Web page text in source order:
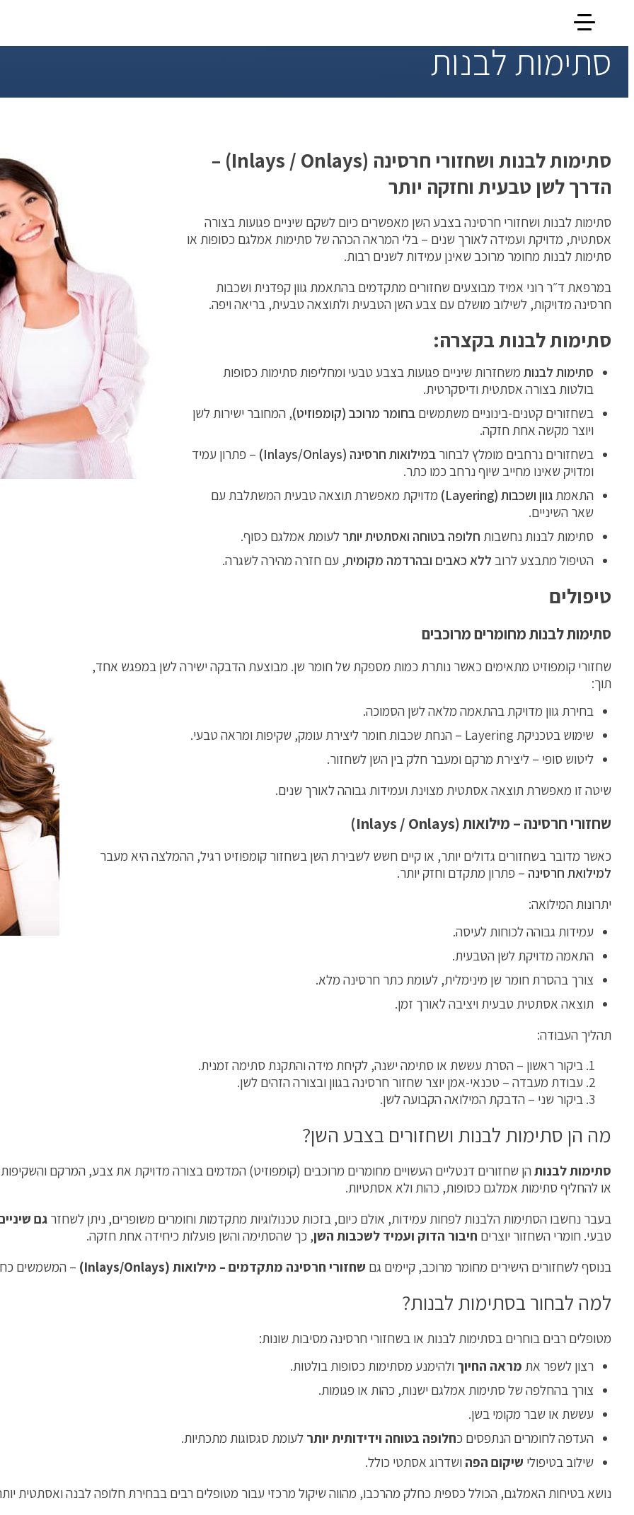
סתימות לבנות
סתימות לבנות ושחזורי חרסינה (Inlays / Onlays) –
הדרך לשן טבעית וחזקה יותר
סתימות לבנות ושחזורי חרסינה בצבע השן מאפשרים כיום לשקם שיניים פגועות בצורה
אסתטית, מדויקת ועמידה לאורך שנים – בלי המראה הכהה של סתימות אמלגם כסופות או
סתימות לבנות מחומר מרוכב שאינן עמידות לשנים רבות.
במרפאת ד״ר רוני אמיד מבוצעים שחזורים מתקדמים בהתאמת גוון קפדנית ושכבות
חרסינה מדויקות, לשילוב מושלם עם צבע השן הטבעית ולתוצאה טבעית, בריאה ויפה.
סתימות לבנות בקצרה:
סתימות לבנות משחזרות שיניים פגועות בצבע טבעי ומחליפות סתימות כסופות
בולטות בצורה אסתטית ודיסקרטית.
בשחזורים קטנים-בינוניים משתמשים בחומר מרוכב (קומפוזיט), המחובר ישירות לשן
ויוצר מקשה אחת חזקה.
בשחזורים נרחבים מומלץ לבחור במילואות חרסינה (Inlays/Onlays)
– פתרון עמיד
ומדויק שאינו מחייב שיוף נרחב כמו כתר.
התאמתגוון ושכבות (Layering)
מדויקת מאפשרת תוצאה טבעית המשתלבת עם
שאר השיניים.
סתימות לבנות נחשבות חלופה בטוחה ואסתטית יותר לעומת אמלגם כסוף.
הטיפול מתבצע לרוב ללא כאבים ובהרדמה מקומית, עם חזרה מהירה לשגרה.
טיפולים
סתימות לבנות מחומרים מרוכבים
שחזורי קומפוזיט מתאימים כאשר נותרת כמות מספקת של חומר שן. מבוצעת הדבקה ישירה לשן במפגש אחד,
תוך:
בחירת גוון מדויקת בהתאמה מלאה לשן הסמוכה.
שימוש בטכניקת Layering – הנחת שכבות חומר ליצירת עומק, שקיפות ומראה טבעי.
ליטוש סופי – ליצירת מרקם ומעבר חלק בין השן לשחזור.
שיטה זו מאפשרת תוצאה אסתטית מצוינת ועמידות גבוהה לאורך שנים.
שחזורי חרסינה – מילואות (Inlays / Onlays)
כאשר מדובר בשחזורים גדולים יותר, או קיים חשש לשבירת השן בשחזור קומפוזיט רגיל, ההמלצה היא מעבר
למילואת חרסינה – פתרון מתקדם וחזק יותר.
יתרונות המילואה:
עמידות גבוהה לכוחות לעיסה.
התאמה מדויקת לשן הטבעית.
צורך בהסרת חומר שן מינימלית, לעומת כתר חרסינה מלא.
תוצאה אסתטית טבעית ויציבה לאורך זמן.
תהליך העבודה:
ביקור ראשון – הסרת עששת או סתימה ישנה, לקיחת מידה והתקנת סתימה זמנית.
עבודת מעבדה – טכנאי-אמן יוצר שחזור חרסינה בגוון ובצורה הזהים לשן.
ביקור שני – הדבקת המילואה הקבועה לשן.
מה הן סתימות לבנות ושחזורים בצבע השן?
סתימות לבנותהן שחזורים דנטליים העשויים מחומרים מרוכבים (קומפוזיט) המדמים בצורה מדויקת את צבע, המרקם
או להחליף סתימות אמלגם כסופות, כהות ולא אסתטיות.
בעבר נחשבו הסתימות הלבנות לפחות עמידות, אולם כיום, בזכות טכנולוגיות מתקדמות וחומרים משופרים, ניתן לשחזר גם
טבעי. חומרי השחזור יוצרים חיבור הדוק ועמיד לשכבות השן, כך שהסתימה והשן פועלות כיחידה אחת חזקה.
בנוסף לשחזורים הישירים מחומר מרוכב, קיימים גם שחזורי חרסינה מתקדמים – מילואות (Inlays/Onlays) – המשמשים
למה לבחור בסתימות לבנות?
מטופלים רבים בוחרים בסתימות לבנות או בשחזורי חרסינה מסיבות שונות:
רצון לשפר את מראה החיוך ולהימנע מסתימות כסופות בולטות.
צורך בהחלפה של סתימות אמלגם ישנות, כהות או פגומות.
עששת או שבר מקומי בשן.
העדפה לחומרים הנתפסים כחלופה בטוחה וידידותית יותר לעומת סגסוגות מתכתיות.
שילוב בטיפולי שיקום הפה ושדרוג אסתטי כולל.
נושא בטיחות האמלגם, הכולל כספית כחלק מהרכבו, מהווה שיקול מרכזי עבור מטופלים רבים בבחירת חלופה לבנה ואסתטית